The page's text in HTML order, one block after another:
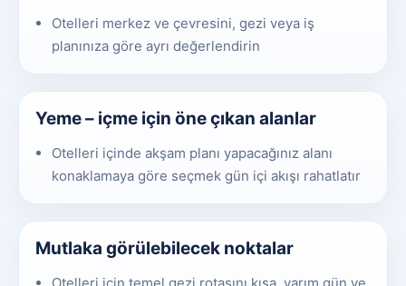
Otelleri merkez ve çevresini, gezi veya iş
planınıza göre ayrı değerlendirin
Yeme – içme için öne çıkan alanlar
Otelleri içinde akşam planı yapacağınız alanı
konaklamaya göre seçmek gün içi akışı rahatlatır
Mutlaka görülebilecek noktalar